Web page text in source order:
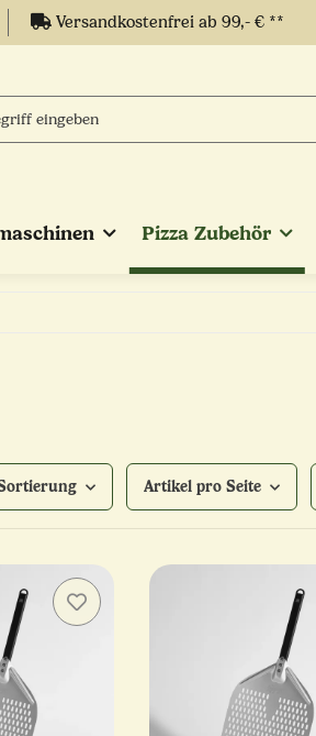
Versandkostenfrei ab 99,- € **
Pizza Zubehör
Artikel pro Seite